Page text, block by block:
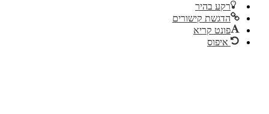
רקע בהיר
הדגשת קישורים
פונט קריא
איפוס